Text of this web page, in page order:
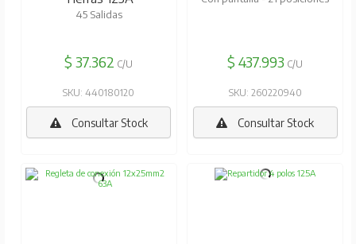
45 Salidas
$ 37.362 C/U
SKU: 440180120
Consultar Stock
$ 437.993 C/U
SKU: 260220940
Consultar Stock